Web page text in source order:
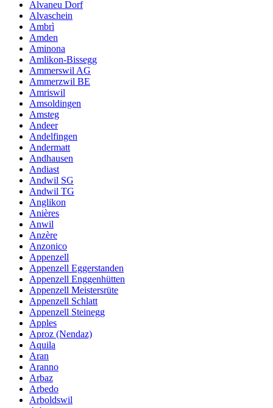
Alvaneu Dorf
Alvaschein
Ambrì
Amden
Aminona
Amlikon-Bissegg
Ammerswil AG
Ammerzwil BE
Amriswil
Amsoldingen
Amsteg
Andeer
Andelfingen
Andermatt
Andhausen
Andiast
Andwil SG
Andwil TG
Anglikon
Anières
Anwil
Anzère
Anzonico
Appenzell
Appenzell Eggerstanden
Appenzell Enggenhütten
Appenzell Meistersrüte
Appenzell Schlatt
Appenzell Steinegg
Apples
Aproz (Nendaz)
Aquila
Aran
Aranno
Arbaz
Arbedo
Arboldswil